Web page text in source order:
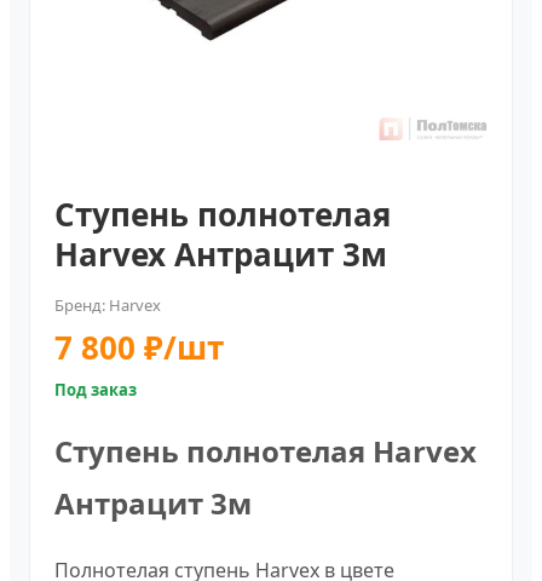
Ступень полнотелая
Harvex Антрацит 3м
Бренд: Harvex
7 800 ₽/шт
Под заказ
Ступень полнотелая Harvex
Антрацит 3м
Полнотелая ступень Harvex в цвете